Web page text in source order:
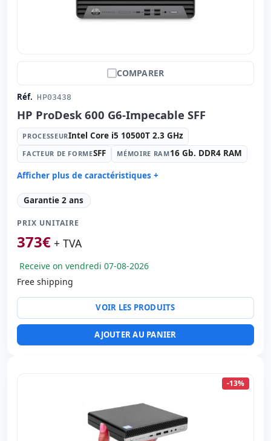
COMPARER
Réf. HP03438
HP ProDesk 600 G6-Impecable SFF
PROCESSEURIntel Core i5 10500T 2.3 GHz
FACTEUR DE FORMESFF MÉMOIRE RAM16 Gb. DDR4 RAM
Afficher plus de caractéristiques +
Processeur: Intel Core i5 10500T 2.3 GHz.
Facteur de forme:
Mémoire RAM:
Disque dur: 512 Gb. SSD M2
Son: Realtek HDA
Réseau: Intel Ethernet Connection I219-LM
Système opératif: Windows 11 Pro
Série · 2x USB 2.0 · 2x PS2 · 7x USB 3.0 · USB-C
Ports vidéo: 2x Display Port
Connectivité: RJ-45
Garantie 2 ans
PRIX UNITAIRE
373€ + TVA
Receive on vendredi 07-08-2026
Free shipping
VOIR LES PRODUITS
AJOUTER AU PANIER
-13%